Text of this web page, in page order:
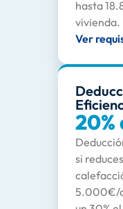
hasta
vivienda.
Ver
20%
si
5.000€/